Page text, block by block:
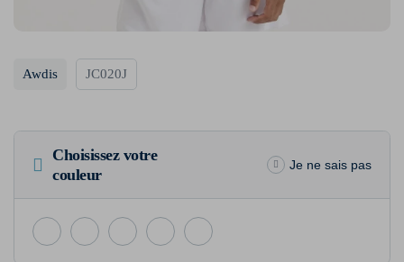
Awdis JC020J
Choisissez votre
couleur
Je ne sais pas